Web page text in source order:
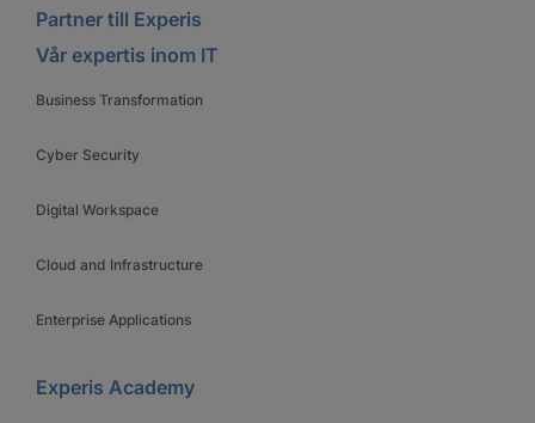
Partner till Experis
Vår expertis inom IT
Business Transformation
Cyber Security
Digital Workspace
Cloud and Infrastructure
Enterprise Applications
Experis Academy